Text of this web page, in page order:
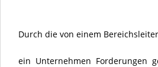
Durch die von einem
ein Unternehmen Forderungen